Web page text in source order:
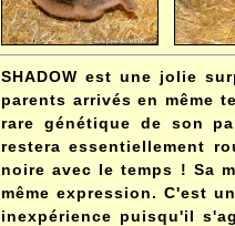
SHADOW est une jolie
parents arrivés en même
rare génétique de son
restera essentiellement
noire avec le temps ! Sa
même expression. C'est
inexpérience puisqu'il